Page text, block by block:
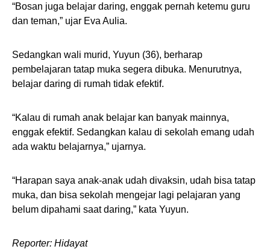
“Bosan juga belajar daring, enggak pernah ketemu guru
dan teman,” ujar Eva Aulia.
Sedangkan wali murid, Yuyun (36), berharap
pembelajaran tatap muka segera dibuka. Menurutnya,
belajar daring di rumah tidak efektif.
“Kalau di rumah anak belajar kan banyak mainnya,
enggak efektif. Sedangkan kalau di sekolah emang udah
ada waktu belajarnya,” ujarnya.
“Harapan saya anak-anak udah divaksin, udah bisa tatap
muka, dan bisa sekolah mengejar lagi pelajaran yang
belum dipahami saat daring,” kata Yuyun.
Reporter: Hidayat